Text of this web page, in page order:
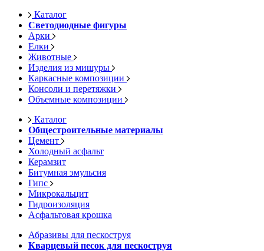
Каталог
Светодиодные фигуры
Арки
Елки
Животные
Изделия из мишуры
Каркасные композиции
Консоли и перетяжки
Объемные композиции
Каталог
Общестроительные материалы
Цемент
Холодный асфальт
Керамзит
Битумная эмульсия
Гипс
Микрокальцит
Гидроизоляция
Асфальтовая крошка
Абразивы для пескоструя
Кварцевый песок для пескоструя